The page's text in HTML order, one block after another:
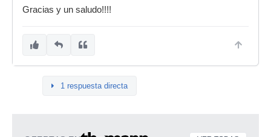
Gracias y un saludo!!!!
1 respuesta directa